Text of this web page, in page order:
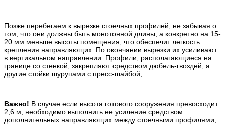
Позже перебегаем к вырезке стоечных профилей, не забывая о
том, что они должны быть монотонной длины, а конкретно на 15-
20 мм меньше высоты помещения, что обеспечит легкость
крепления направляющих. По окончании вырезки их усиливают
в вертикальном направлении. Профили, располагающиеся на
границе со стенкой, закрепляют средством дюбель-гвоздей, а
другие стойки шурупами с пресс-шайбой;
Важно! В случае если высота готового сооружения превосходит
2,6 м, необходимо выполнить ее усиление средством
дополнительных направляющих между стоечными профилями;